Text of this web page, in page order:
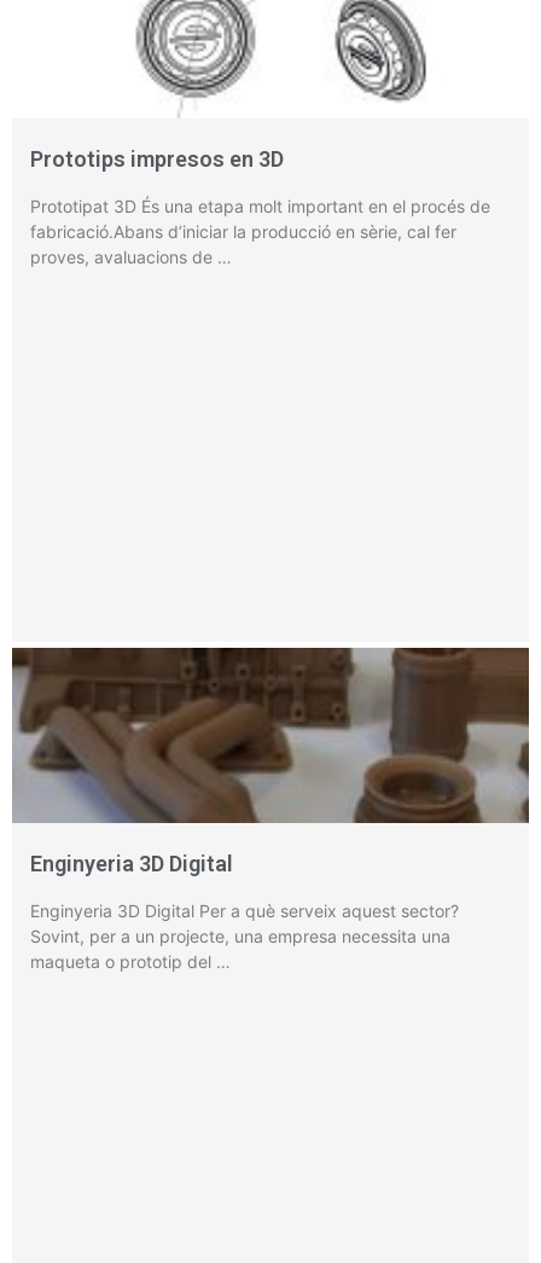
Prototips impresos en 3D
Prototipat 3D És una etapa molt important en el procés de
fabricació.Abans d’iniciar la producció en sèrie, cal fer
proves, avaluacions de …
Enginyeria 3D Digital
Enginyeria 3D Digital Per a què serveix aquest sector?
Sovint, per a un projecte, una empresa necessita una
maqueta o prototip del …